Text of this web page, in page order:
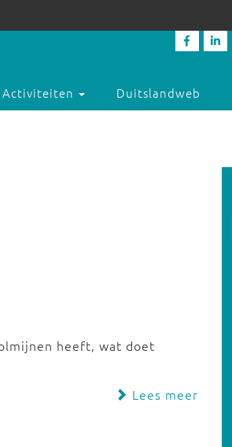
Activiteiten Duitslandweb
heeft, wat doet
Lees meer